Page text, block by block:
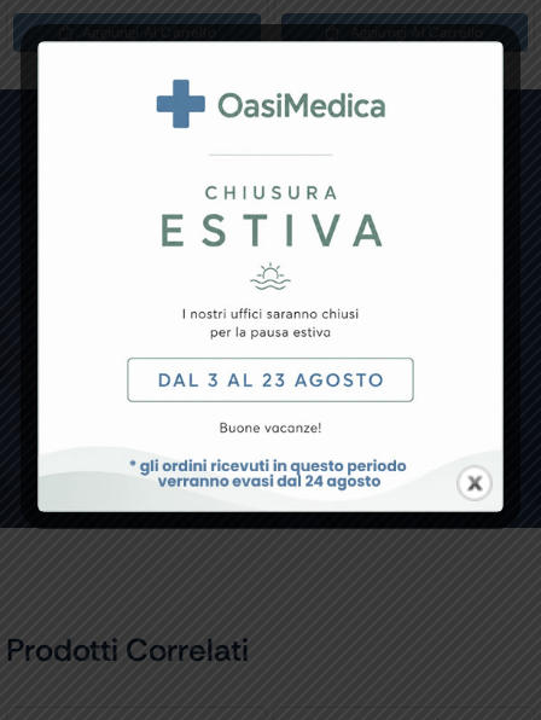
Non hai trovato il prodotto che
cercavi?
Se non trovi un prodotto specifico o hai qualche
richiesta particolare, non esitare a contattarci!
CONTATTACI
Prodotti Correlati